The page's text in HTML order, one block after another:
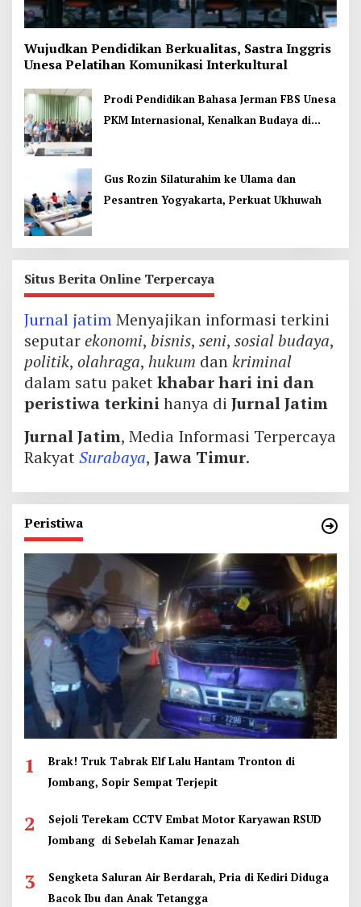
Wujudkan Pendidikan Berkualitas, Sastra Inggris
Unesa Pelatihan Komunikasi Interkultural
Prodi Pendidikan Bahasa Jerman FBS Unesa
PKM Internasional, Kenalkan Budaya di
Gus Rozin Silaturahim ke Ulama dan
Pesantren Yogyakarta, Perkuat Ukhuwah
Situs Berita Online Terpercaya
Jurnal jatimMenyajikan informasi terkini
seputarekonomi, bisnis, seni, sosial budaya,
politik, olahraga, hukum dankriminal
dalam satu paketkhabar hari ini dan
peristiwa terkinihanya di Jurnal Jatim
Jurnal Jatim, Media Informasi Terpercaya
RakyatSurabaya, Jawa Timur.
Peristiwa
1
Brak! Truk Tabrak Elf Lalu Hantam Tronton di
Jombang, Sopir Sempat Terjepit
2
Sejoli Terekam CCTV Embat Motor Karyawan RSUD
Jombang di Sebelah Kamar Jenazah
3
Sengketa Saluran Air Berdarah, Pria di Kediri Diduga
Bacok Ibu dan Anak Tetangga